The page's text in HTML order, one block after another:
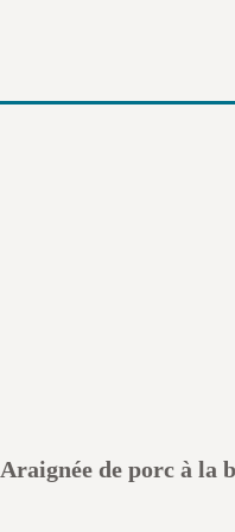
Araignée de porc à la